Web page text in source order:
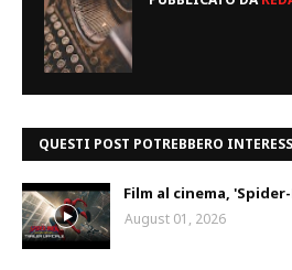
QUESTI POST POTREBBERO
Film al cinema,
August 01, 2026